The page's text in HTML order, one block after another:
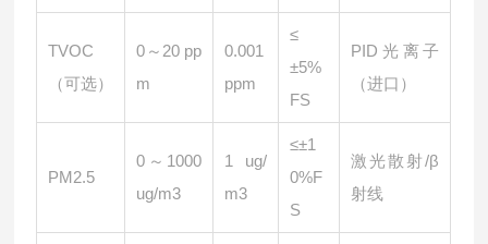
TVOC
（可选）
0～20 pp
m
0.001
ppm
≤
±5%
FS
PID光离子
（进口）
PM2.5
0～1000
ug/m3
1 ug/
m3
≤±1
0%F
S
激光散射/β
射线